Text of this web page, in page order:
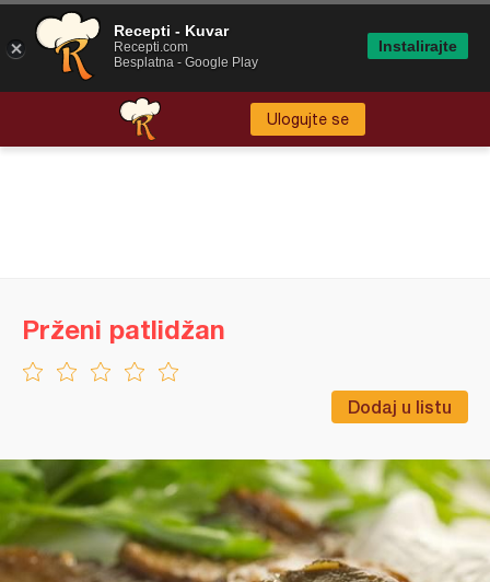
Ulogujte se
Dodaj u listu
Prženi patlidžan
Recepti - Kuvar
Recepti.com
Besplatna - Google Play
Instalirajte